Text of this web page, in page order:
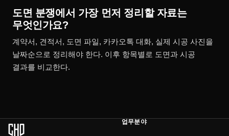
도면 분쟁에서 가장 먼저 정리할 자료는
무엇인가요?
계약서, 견적서, 도면 파일, 카카오톡 대화, 실제 시공 사진을
날짜순으로 정리해야 한다. 이후 항목별로 도면과 시공
결과를 비교한다.
업무분야